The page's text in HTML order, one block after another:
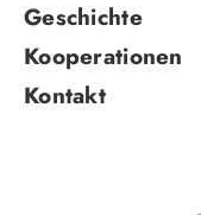
Geschichte
Kooperationen
Kontakt